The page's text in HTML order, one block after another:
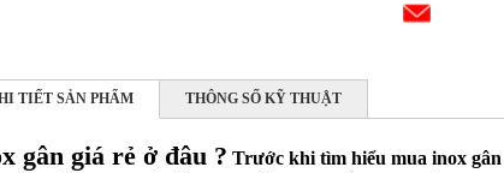
TIẾT SẢN PHẨM THÔNG SỐ KỸ THUẬT
gân giá rẻ ở đâu ? Trước khi tìm hiểu mua inox